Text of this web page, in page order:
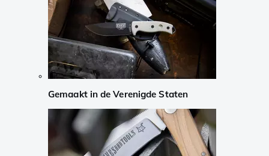
Gemaakt in de Verenigde Staten